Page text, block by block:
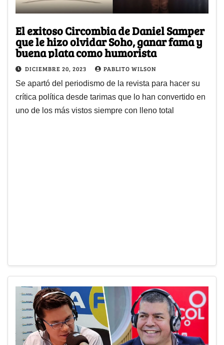
El exitoso Circombia de Daniel Samper
que le hizo olvidar Soho, ganar fama y
buena plata como humorista
DICIEMBRE 20, 2023 PABLITO WILSON
Se apartó del periodismo de la revista para hacer su
crítica política desde tarimas que lo han convertido en
uno de los más vistos siempre con lleno total